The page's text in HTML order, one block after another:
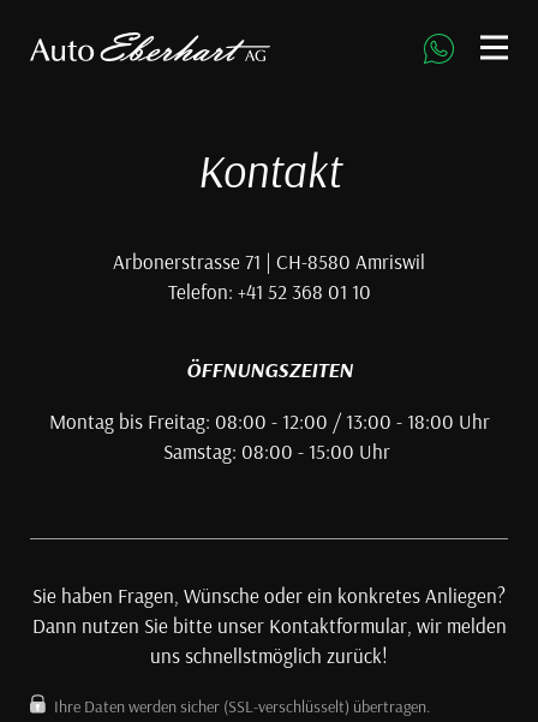
Kontakt
Arbonerstrasse 71 | CH-8580 Amriswil
Telefon: +41 52 368 01 10
ÖFFNUNGSZEITEN
Montag bis Freitag: 08:00 - 12:00 / 13:00 - 18:00 Uhr
Samstag: 08:00 - 15:00 Uhr
Sie haben Fragen, Wünsche oder ein konkretes Anliegen?
Dann nutzen Sie bitte unser Kontaktformular, wir melden
uns schnellstmöglich zurück!
Ihre Daten werden sicher (SSL-verschlüsselt) übertragen.